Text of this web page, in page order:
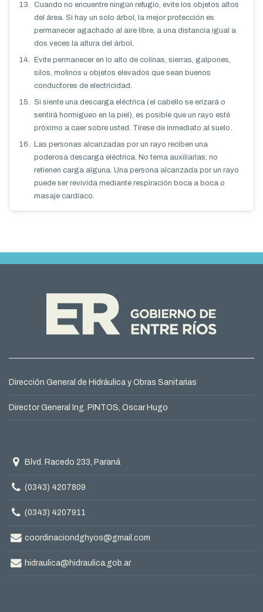
Cuando no encuentre ningún refugio, evite los objetos altos
del área. Si hay un solo árbol, la mejor protección es
permanecer agachado al aire libre, a una distancia igual a
dos veces la altura del árbol.
Evite permanecer en lo alto de colinas, sierras, galpones,
silos, molinos u objetos elevados que sean buenos
conductores de electricidad.
Si siente una descarga eléctrica (el cabello se erizará o
sentirá hormigueo en la piel), es posible que un rayo esté
próximo a caer sobre usted. Tírese de inmediato al suelo.
Las personas alcanzadas por un rayo reciben una
poderosa descarga eléctrica. No tema auxiliarlas: no
retienen carga alguna. Una persona alcanzada por un rayo
puede ser revivida mediante respiración boca a boca o
masaje cardíaco.
Dirección General de Hidráulica y Obras Sanitarias
Director General Ing. PINTOS, Oscar Hugo
Domicilio
Blvd. Racedo 233, Paraná
Teléfono
(0343) 4207809
Teléfono
(0343) 4207911
Correo
electrónico
coordinaciondghyos@gmail.com
Correo
hidraulica@hidraulica.gob.ar